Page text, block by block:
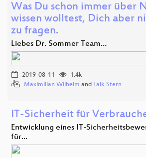
Was Du schon immer über
wissen wolltest, Dich aber
zu fragen.
Liebes Dr. Sommer Team…
2019-08-11
1.4k
Maximilian Wilhelm and Falk Stern
IT-Sicherheit für
Entwicklung eines IT-
für…